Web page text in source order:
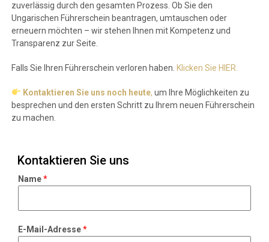
zuverlässig durch den gesamten Prozess. Ob Sie den
Ungarischen Führerschein beantragen, umtauschen oder
erneuern möchten – wir stehen Ihnen mit Kompetenz und
Transparenz zur Seite.
Falls Sie Ihren Führerschein verloren haben. Klicken Sie HIER.
Kontaktieren Sie uns noch heute, um Ihre Möglichkeiten zu
besprechen und den ersten Schritt zu Ihrem neuen Führerschein
zu machen.
Kontaktieren Sie uns
Name*
-
E-Mail-Adresse*